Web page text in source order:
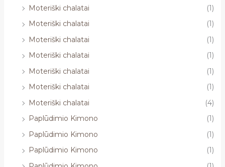
Moteriški chalatai
(1)
Moteriški chalatai
(1)
Moteriški chalatai
(1)
Moteriški chalatai
(1)
Moteriški chalatai
(1)
Moteriški chalatai
(1)
Moteriški chalatai
(4)
Paplūdimio Kimono
(1)
Paplūdimio Kimono
(1)
Paplūdimio Kimono
(1)